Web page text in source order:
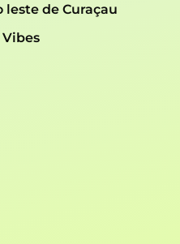
leste de Curaçau